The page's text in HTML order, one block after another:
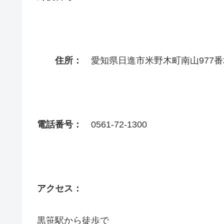
住所： 愛知県日進市米野木町南山977
電話番号： 0561-72-1300
アクセス：
黒笹駅から徒歩で